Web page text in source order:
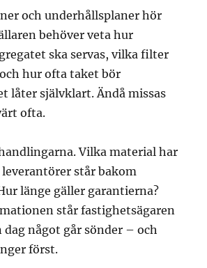
och underhållsplaner hör
behöver veta hur
ska servas, vilka filter
hur ofta taket bör
låter självklart. Ändå missas
ofta.
Vilka material har
står bakom
länge gäller garantierna?
står fastighetsägaren
något går sönder – och
först.